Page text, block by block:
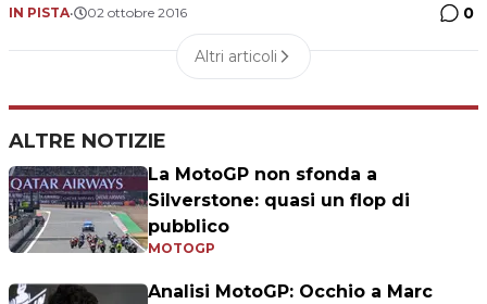
IN PISTA• 02 ottobre 2016 0
Altri articoli
ALTRE NOTIZIE
La MotoGP non sfonda a
Silverstone: quasi un flop di
pubblico
MOTOGP
Analisi MotoGP: Occhio a Marc